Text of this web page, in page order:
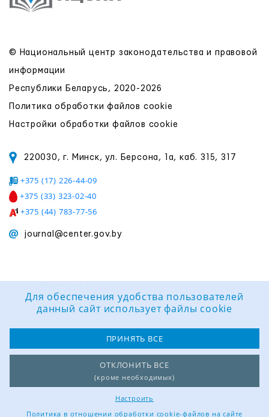
© Национальный центр законодательства и правовой
информации
Республики Беларусь, 2020-2026
Политика обработки файлов cookie
Настройки обработки файлов cookie
220030, г. Минск, ул. Берсона, 1а, каб. 315, 317
+375 (17) 226-44-09
+375 (33) 323-02-40
+375 (44) 783-77-56
journal@center.gov.by
поддержка сайта:
Группа компаний
«ЦВР «ОКТЯБРЬСКИЙ»
Для обеспечения удобства пользователей
данный сайт использует файлы cookie
ПРИНЯТЬ ВСЕ
ОТКЛОНИТЬ ВСЕ
(кроме необходимых)
Настроить
Политика в отношении обработки cookie-файлов на сайте